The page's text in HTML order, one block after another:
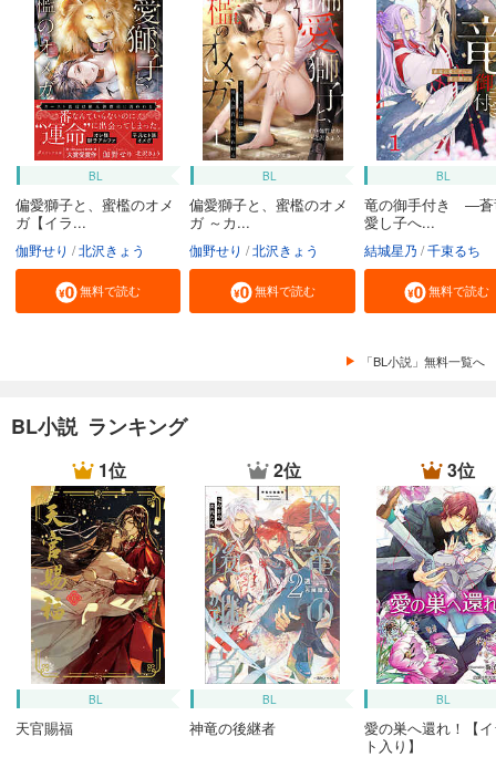
BL
偏愛獅子と、蜜檻のオメ
ガ【イラ...
伽野せり 北沢きょう
無料で読む
BL
偏愛獅子と、蜜檻のオメ
ガ ～カ...
伽野せり 北沢きょう
無料で読む
BL
竜の御手付き ―蒼
愛し子へ...
結城星乃 千束るち
無料で読む
「BL小説」無料一覧へ
BL小説 ランキング
1位
BL
天官賜福
2位
BL
神竜の後継者
3位
BL
愛の巣へ還れ！【
ト入り】